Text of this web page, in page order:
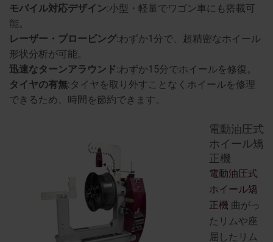
モバイル対応デザイン:小型・軽量でワゴン車にも搭載可
能。
レーザー・プロービング:わずか1分で、超精密なホイール
形状分析が可能。
迅速なターンアラウンド:わずか15分でホイールを修復。
タイヤの有無:タイヤを取り外すことなくホイールを修理
できるため、時間を節約できます。
電動油圧式
ホイール矯
正機
電動油圧式
ホイール矯
正機 曲がっ
たリムや座
屈したリム